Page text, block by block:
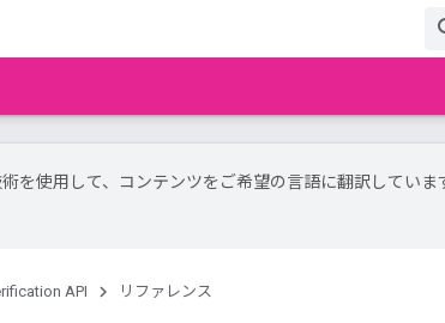
を使用して、コンテンツをご希望の言語に翻訳していま
API リファレンス